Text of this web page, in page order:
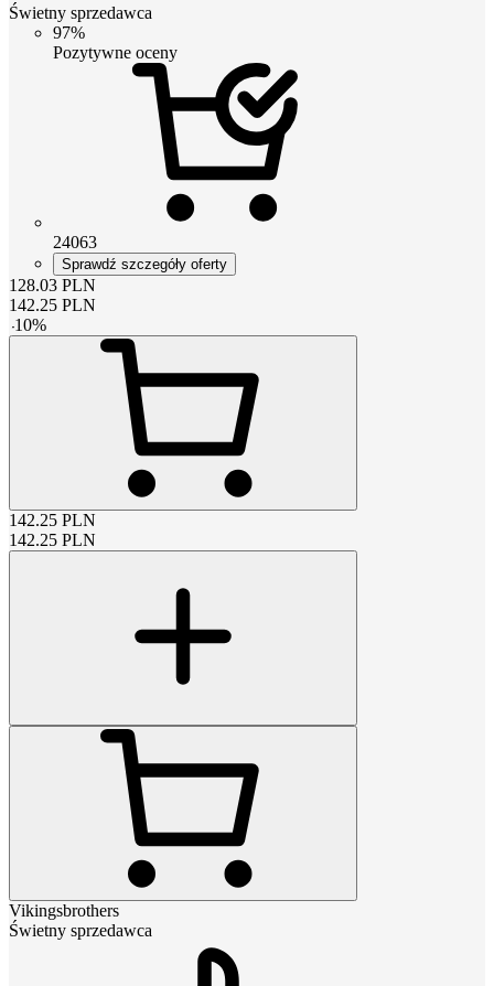
Świetny sprzedawca
97%
Pozytywne oceny
24063
Sprawdź szczegóły oferty
128.03 PLN
142.25 PLN
-10%
142.25 PLN
142.25 PLN
Vikingsbrothers
Świetny sprzedawca